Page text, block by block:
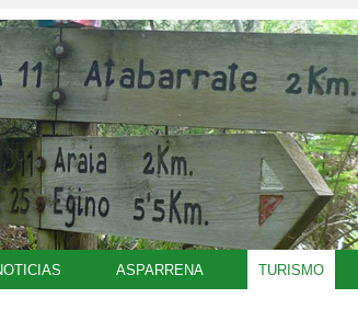
ASPARRENA TURISMO